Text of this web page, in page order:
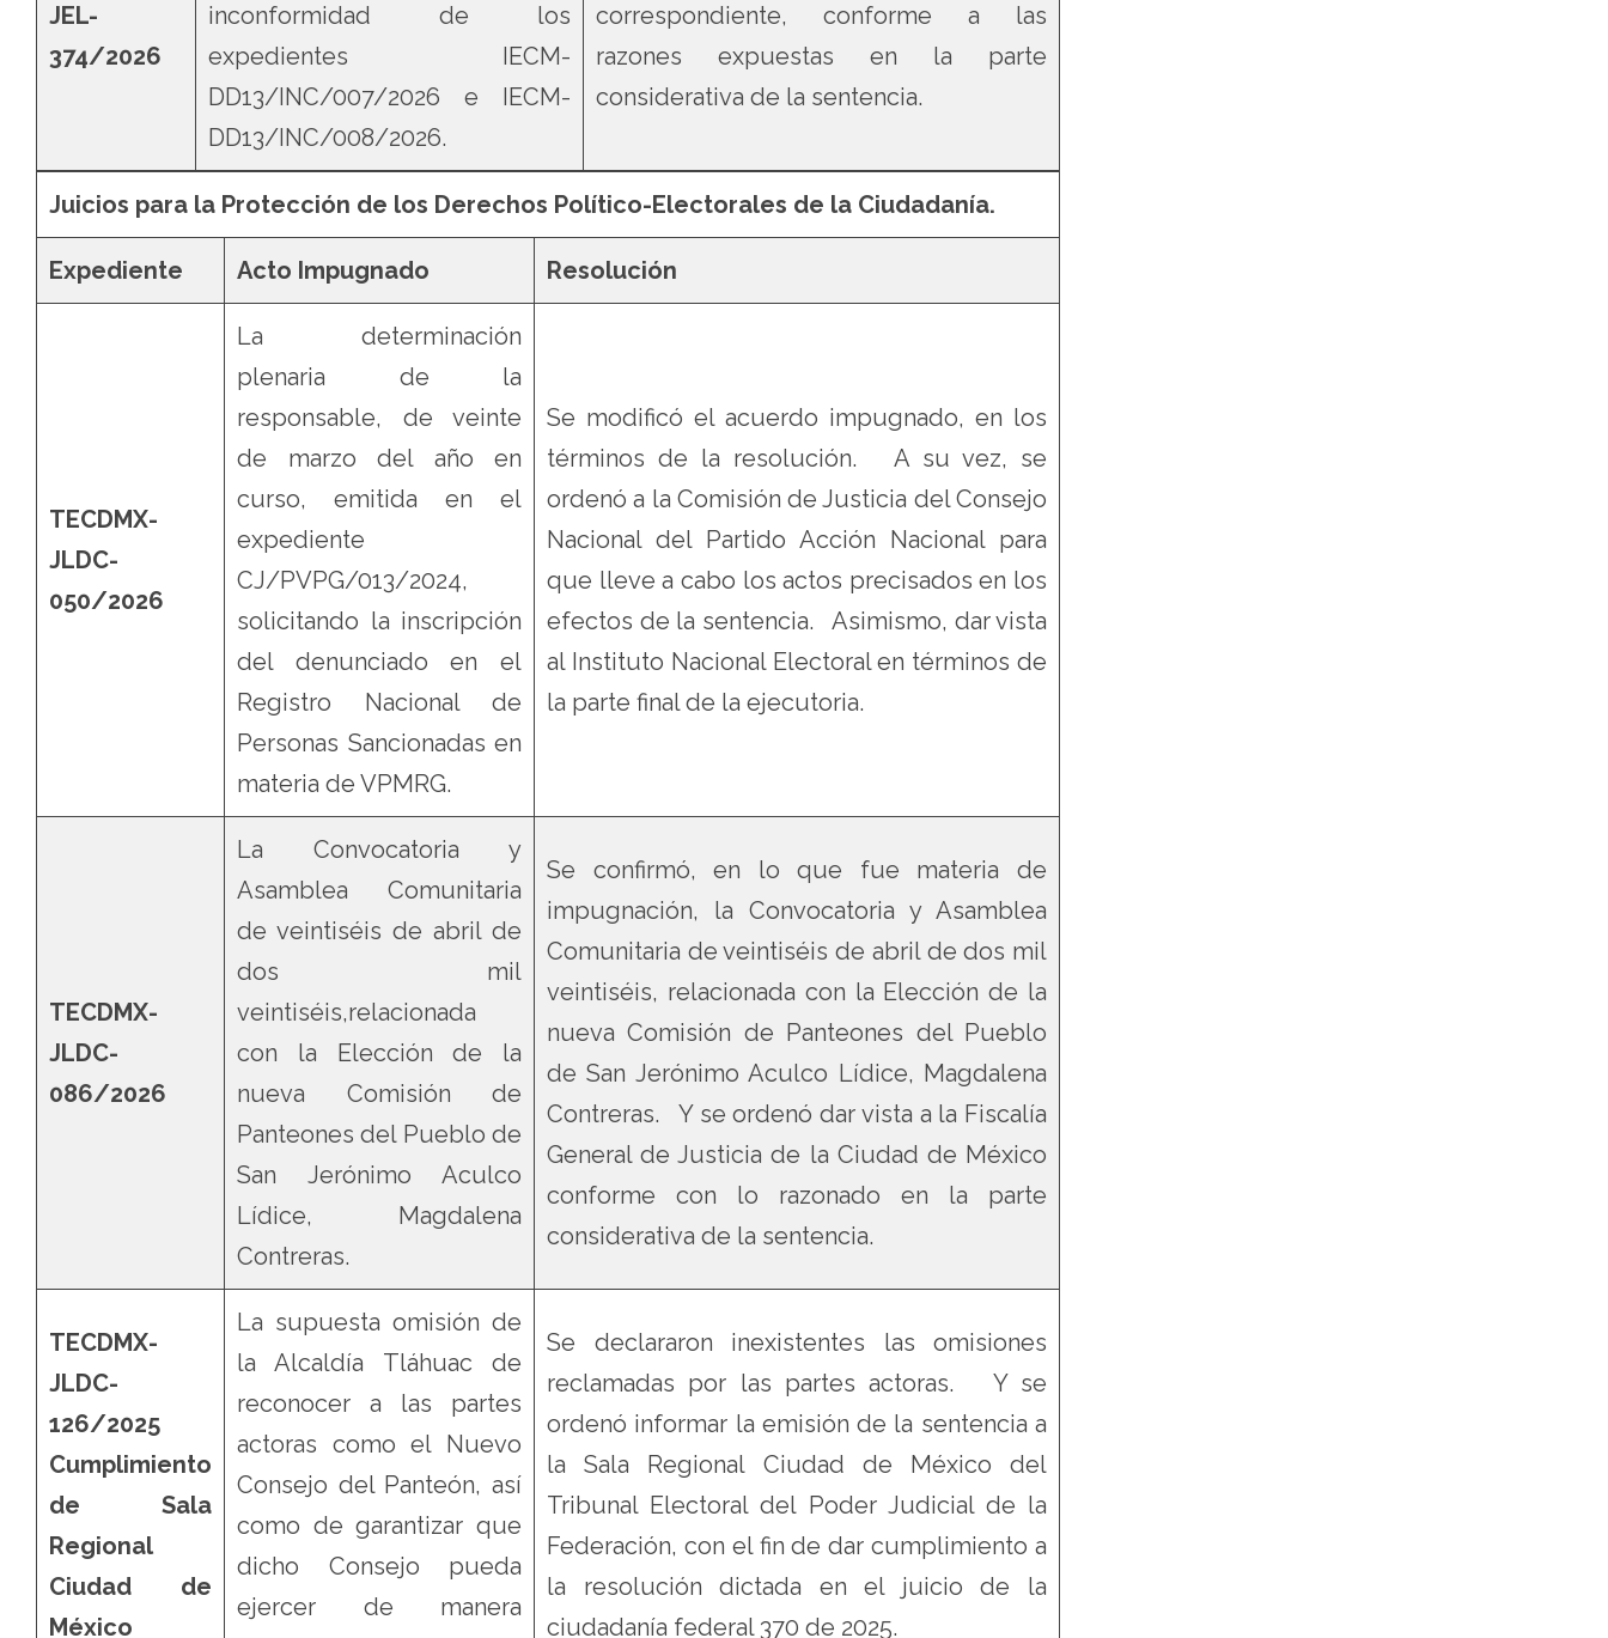
JEL-
374/2026
inconformidad de los
expedientes IECM-
DD13/INC/007/2026 e IECM-
DD13/INC/008/2026.
correspondiente, conforme a las
razones expuestas en la parte
considerativa de la sentencia.
Juicios para la Protección de los Derechos Político-Electorales de la Ciudadanía.
Expediente Acto Impugnado Resolución
TECDMX-
JLDC-
050/2026
La determinación
plenaria de la
responsable, de veinte
de marzo del año en
curso, emitida en el
expediente
CJ/PVPG/013/2024,
solicitando la inscripción
del denunciado en el
Registro Nacional de
Personas Sancionadas en
materia de VPMRG.
Se modificó el acuerdo impugnado, en los
términos de la resolución. A su vez, se
ordenó a la Comisión de Justicia del Consejo
Nacional del Partido Acción Nacional para
que lleve a cabo los actos precisados en los
efectos de la sentencia. Asimismo, dar vista
al Instituto Nacional Electoral en términos de
la parte final de la ejecutoria.
TECDMX-
JLDC-
086/2026
La Convocatoria y
Asamblea Comunitaria
de veintiséis de abril de
dos mil
veintiséis,relacionada
con la Elección de la
nueva Comisión de
Panteones del Pueblo de
San Jerónimo Aculco
Lídice, Magdalena
Contreras.
Se confirmó, en lo que fue materia de
impugnación, la Convocatoria y Asamblea
Comunitaria de veintiséis de abril de dos mil
veintiséis, relacionada con la Elección de la
nueva Comisión de Panteones del Pueblo
de San Jerónimo Aculco Lídice, Magdalena
Contreras. Y se ordenó dar vista a la Fiscalía
General de Justicia de la Ciudad de México
conforme con lo razonado en la parte
considerativa de la sentencia.
TECDMX-
JLDC-
126/2025
Cumplimiento
de Sala
Regional
Ciudad de
México
La supuesta omisión de
la Alcaldía Tláhuac de
reconocer a las partes
actoras como el Nuevo
Consejo del Panteón, así
como de garantizar que
dicho Consejo pueda
ejercer de manera
Se declararon inexistentes las omisiones
reclamadas por las partes actoras. Y se
ordenó informar la emisión de la sentencia a
la Sala Regional Ciudad de México del
Tribunal Electoral del Poder Judicial de la
Federación, con el fin de dar cumplimiento a
la resolución dictada en el juicio de la
ciudadanía federal 370 de 2025.